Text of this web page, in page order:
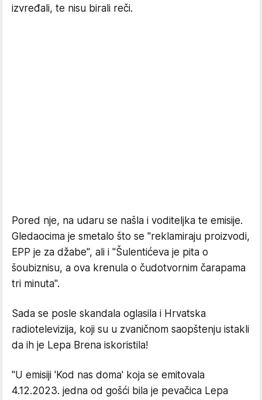
izvređali, te nisu birali reči.
Pored nje, na udaru se našla i voditeljka te emisije.
Gledaocima je smetalo što se "reklamiraju proizvodi,
EPP je za džabe", ali i "Šulentićeva je pita o
šoubiznisu, a ova krenula o čudotvornim čarapama
tri minuta".
Sada se posle skandala oglasila i Hrvatska
radiotelevizija, koji su u zvaničnom saopštenju istakli
da ih je Lepa Brena iskoristila!
"U emisiji 'Kod nas doma' koja se emitovala
4.12.2023. jedna od gošći bila je pevačica Lepa